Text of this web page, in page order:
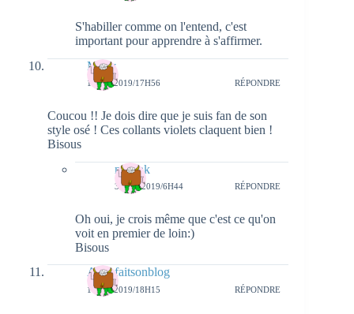
S'habiller comme on l'entend, c'est
important pour apprendre à s'affirmer.
Mady
1 MAI 2019/17H56 RÉPONDRE
Coucou !! Je dois dire que je suis fan de son
style osé ! Ces collants violets claquent bien !
Bisous
natieak
3 MAI 2019/6H44 RÉPONDRE
Oh oui, je crois même que c'est ce qu'on
voit en premier de loin:)
Bisous
Annafaitsonblog
1 MAI 2019/18H15 RÉPONDRE